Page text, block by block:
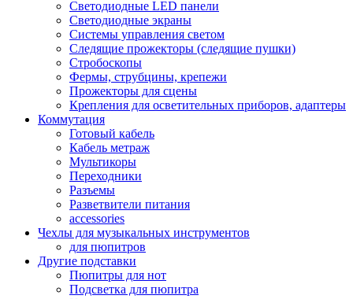
Светодиодные LED панели
Светодиодные экраны
Системы управления светом
Следящие прожекторы (следящие пушки)
Стробоскопы
Фермы, струбцины, крепежи
Прожекторы для сцены
Крепления для осветительных приборов, адаптеры
Коммутация
Готовый кабель
Кабель метраж
Мультикоры
Переходники
Разъемы
Разветвители питания
accessories
Чехлы для музыкальных инструментов
для пюпитров
Другие подставки
Пюпитры для нот
Подсветка для пюпитра